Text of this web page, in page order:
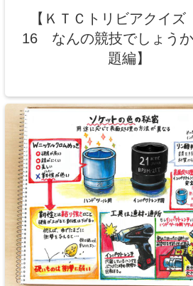
【ＫＴＣトリビアクイ
16 なんの競技でしょう
題編】